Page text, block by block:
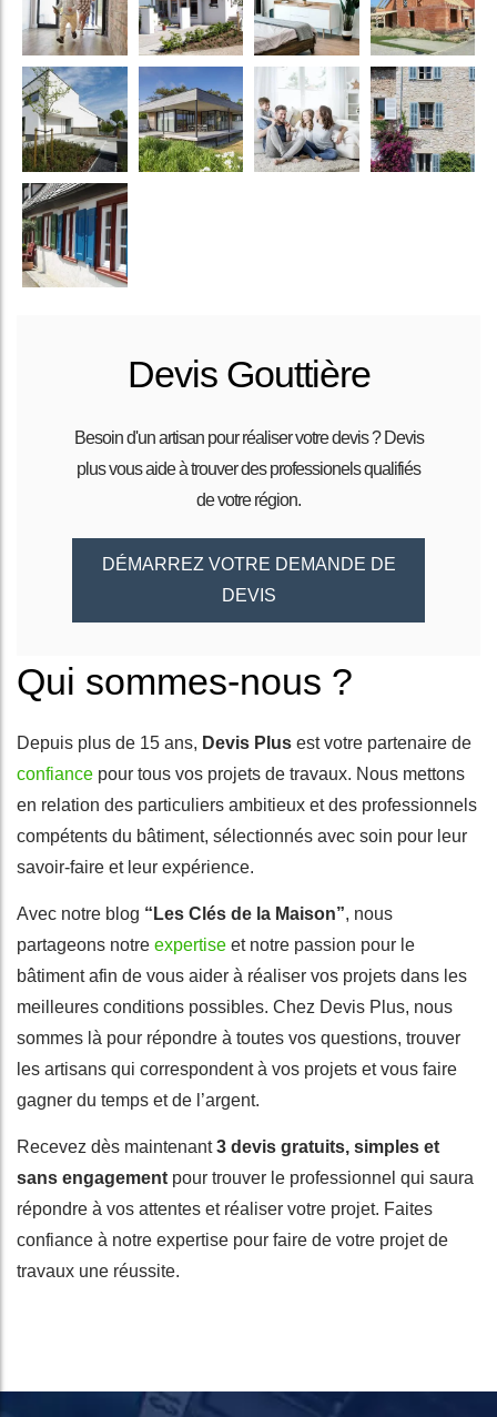
Devis Gouttière
Besoin d'un artisan pour réaliser votre devis ? Devis
plus vous aide à trouver des professionels qualifiés
de votre région.
DÉMARREZ VOTRE DEMANDE DE
DEVIS
Qui sommes-nous ?
Depuis plus de 15 ans, Devis Plus est votre partenaire de
confiance pour tous vos projets de travaux. Nous mettons
en relation des particuliers ambitieux et des professionnels
compétents du bâtiment, sélectionnés avec soin pour leur
savoir-faire et leur expérience.
Avec notre blog “Les Clés de la Maison”, nous
partageons notre expertise et notre passion pour le
bâtiment afin de vous aider à réaliser vos projets dans les
meilleures conditions possibles. Chez Devis Plus, nous
sommes là pour répondre à toutes vos questions, trouver
les artisans qui correspondent à vos projets et vous faire
gagner du temps et de l’argent.
Recevez dès maintenant3 devis gratuits, simples et
sans engagement pour trouver le professionnel qui saura
répondre à vos attentes et réaliser votre projet. Faites
confiance à notre expertise pour faire de votre projet de
travaux une réussite.